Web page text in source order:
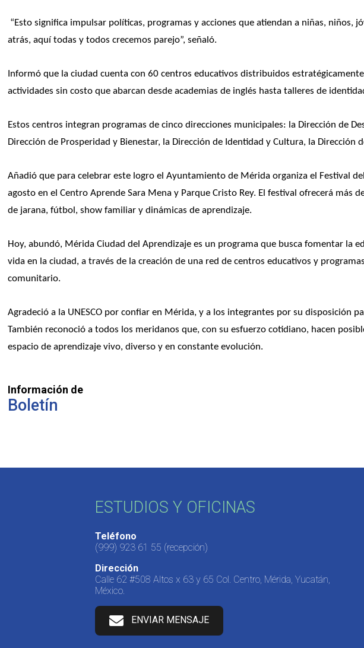
“Esto significa impulsar políticas, programas y acciones que atiendan a niñas, niños,
atrás, aquí todas y todos crecemos parejo”, señaló.
Informó que la ciudad cuenta con 60 centros educativos distribuidos
actividades sin costo que abarcan desde academias de inglés hasta talleres de
Estos centros integran programas de cinco direcciones municipales: la Dirección de
Dirección de Prosperidad y Bienestar, la Dirección de Identidad y Cultura, la Dirección
Añadió que para celebrar este logro el Ayuntamiento de Mérida organiza el Festival
agosto en el Centro Aprende Sara Mena y Parque Cristo Rey. El festival ofrecerá más
de jarana, fútbol, show familiar y dinámicas de aprendizaje.
Hoy, abundó, Mérida Ciudad del Aprendizaje es un programa que busca fomentar la
vida en la ciudad, a través de la creación de una red de centros educativos y
comunitario.
Agradeció a la UNESCO por confiar en Mérida, y a los integrantes por su disposición
También reconoció a todos los meridanos que, con su esfuerzo cotidiano, hacen
espacio de aprendizaje vivo, diverso y en constante evolución.
Información de
Boletín
ESTUDIOS Y OFICINAS
Teléfono
(999) 923 61 55 (recepción)
Dirección
Calle 62 #508 Altos x 63 y 65 Col. Centro, Mérida, Yucatán,
México.
ENVIAR MENSAJE